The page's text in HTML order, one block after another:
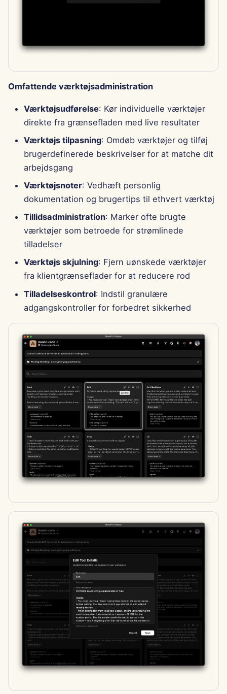
Omfattende værktøjsadministration
Værktøjsudførelse: Kør individuelle værktøjer
direkte fra grænsefladen med live resultater
Værktøjs tilpasning: Omdøb værktøjer og tilføj
brugerdefinerede beskrivelser for at matche dit
arbejdsgang
Værktøjsnoter: Vedhæft personlig
dokumentation og brugertips til ethvert værktøj
Tillidsadministration: Marker ofte brugte
værktøjer som betroede for strømlinede
tilladelser
Værktøjs skjulning: Fjern uønskede værktøjer
fra klientgrænseflader for at reducere rod
Tilladelseskontrol: Indstil granulære
adgangskontroller for forbedret sikkerhed